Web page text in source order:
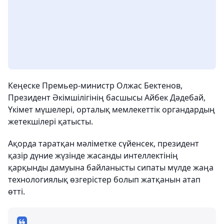
Кеңеске Премьер-министр Олжас Бектенов,
Президент Әкімшілігінің басшысы Айбек Дәдебай,
Үкімет мүшелері, орталық мемлекеттік органдардың
жетекшілері қатысты.
Ақорда таратқан мәліметке сүйенсек, президент
қазір дүние жүзінде жасанды интеллектінің
қарқынды дамуына байланысты сипаты мүлде жаңа
технологиялық өзгерістер болып жатқанын атап
өтті.